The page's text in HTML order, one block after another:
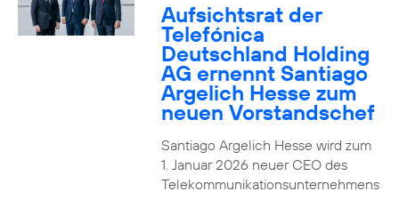
Aufsichtsrat der
Telefónica
Deutschland Holding
AG ernennt Santiago
Argelich Hesse zum
neuen Vorstandschef
Santiago Argelich Hesse wird zum
1. Januar 2026 neuer CEO des
Telekommunikationsunternehmens